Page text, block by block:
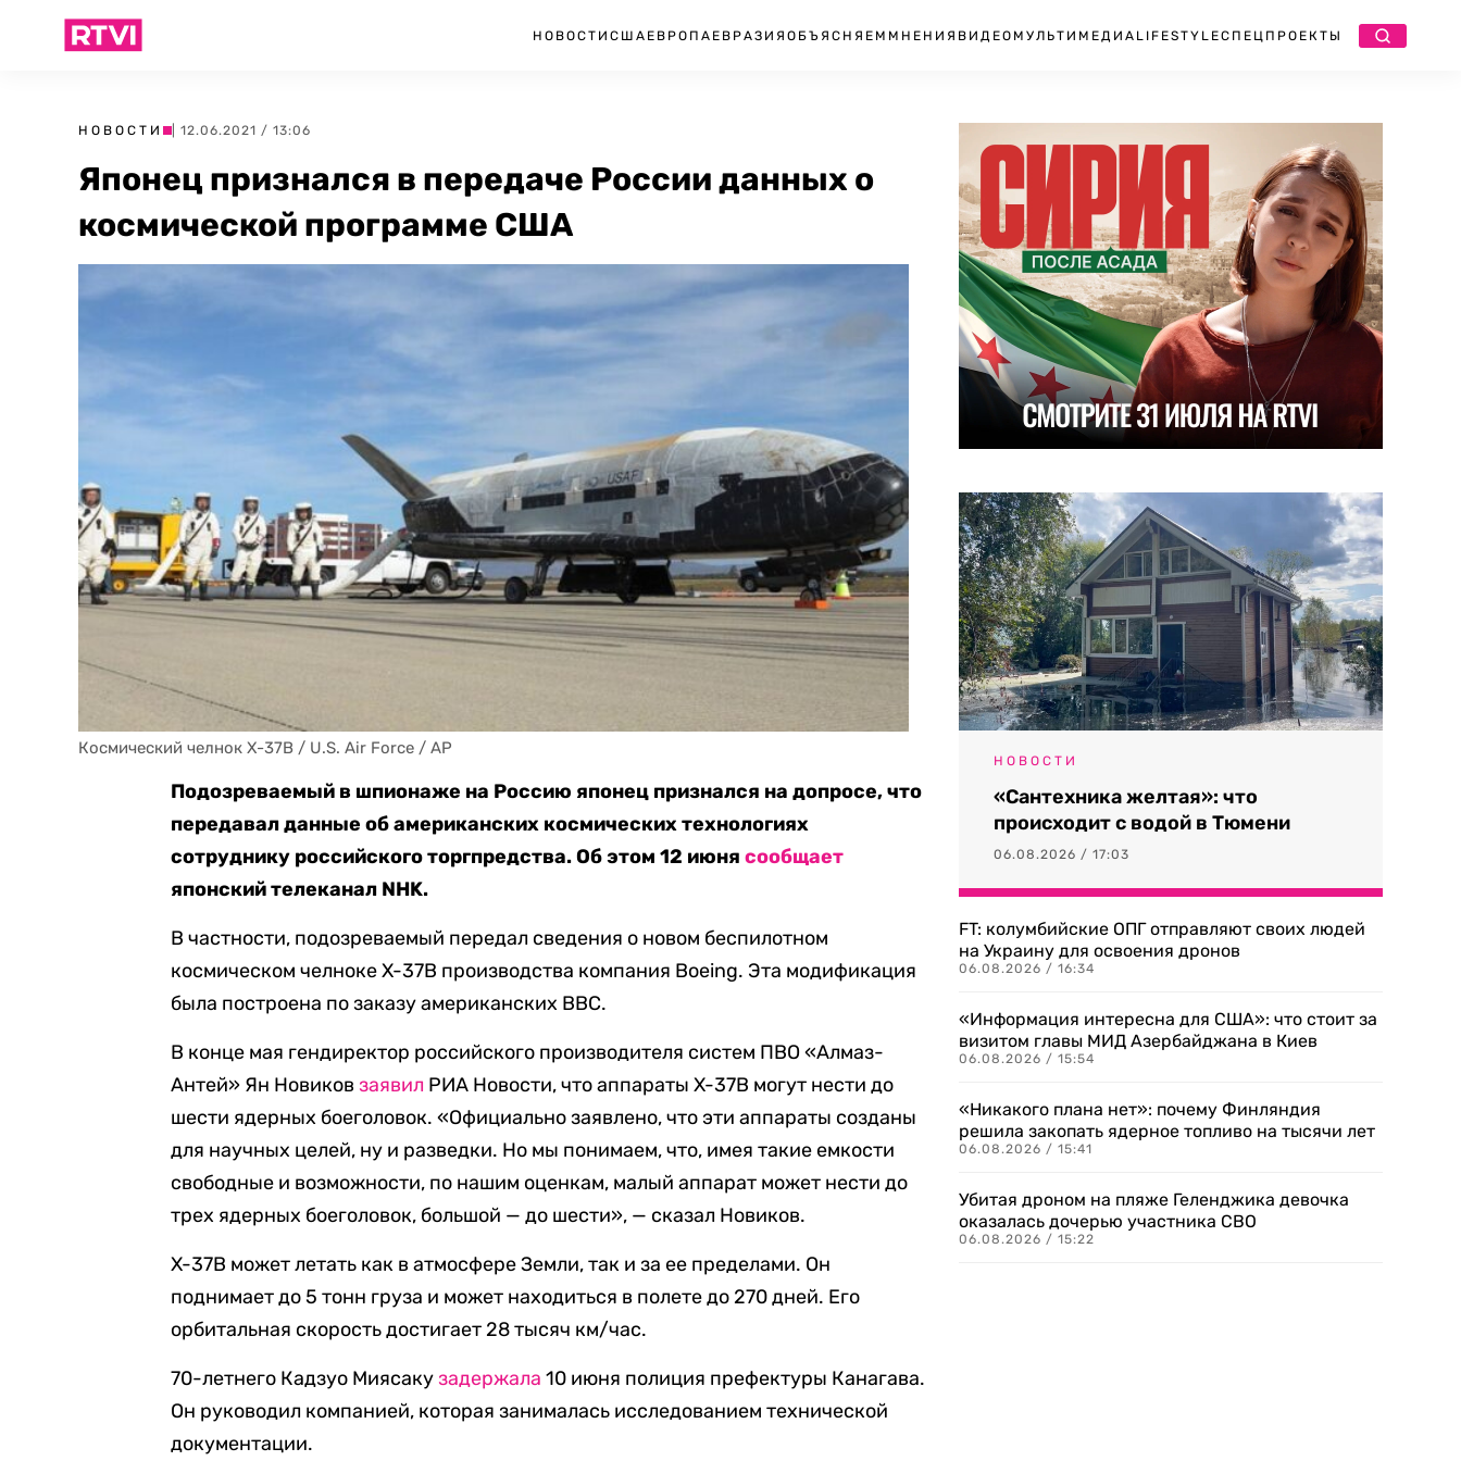
НОВОСТИ США ЕВРОПА ЕВРАЗИЯ ОБЪЯСНЯЕМ МНЕНИЯ ВИДЕО МУЛЬТИМЕДИА LIFESTYLEСПЕЦПРОЕКТЫ
НОВОСТИ | 12.06.2021 / 13:06
Японец признался в передаче России данных о
космической программе США
Космический челнок X-37B / U.S. Air Force / AP
Подозреваемый в шпионаже на Россию японец признался на допросе, что
передавал данные об американских космических технологиях
сотруднику российского торгпредства. Об этом 12 июнясообщает
японский телеканал NHK.
В частности, подозреваемый передал сведения о новом беспилотном
космическом челноке X-37B производства компания Boeing. Эта модификация
была построена по заказу американских ВВС.
В конце мая гендиректор российского производителя систем ПВО «Алмаз-
Антей» Ян Новиковзаявил РИА Новости, что аппараты X-37В могут нести до
шести ядерных боеголовок. «Официально заявлено, что эти аппараты созданы
для научных целей, ну и разведки. Но мы понимаем, что, имея такие емкости
свободные и возможности, по нашим оценкам, малый аппарат может нести до
трех ядерных боеголовок, большой — до шести», — сказал Новиков.
X-37B может летать как в атмосфере Земли, так и за ее пределами. Он
поднимает до 5 тонн груза и может находиться в полете до 270 дней. Его
орбитальная скорость достигает 28 тысяч км/час.
70-летнего Кадзуо Миясакузадержала 10 июня полиция префектуры Канагава.
Он руководил компанией, которая занималась исследованием технической
документации.
НОВОСТИ
«Сантехника желтая»: что
происходит с водой в Тюмени
06.08.2026 / 17:03
FT: колумбийские ОПГ отправляют своих людей
на Украину для освоения дронов
06.08.2026 / 16:34
«Информация интересна для США»: что стоит за
визитом главы МИД Азербайджана в Киев
06.08.2026 / 15:54
«Никакого плана нет»: почему Финляндия
решила закопать ядерное топливо на тысячи лет
06.08.2026 / 15:41
Убитая дроном на пляже Геленджика девочка
оказалась дочерью участника СВО
06.08.2026 / 15:22